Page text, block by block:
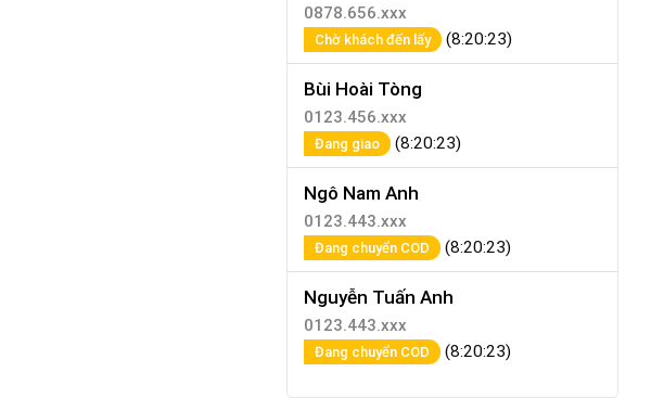
0878.656.xxx
Chờ khách đến lấy (8:20:23)
Bùi Hoài Tòng
0123.456.xxx
Đang giao (8:20:23)
Ngô Nam Anh
0123.443.xxx
Đang chuyển COD (8:20:23)
Nguyễn Tuấn Anh
0123.443.xxx
Đang chuyển COD (8:20:23)